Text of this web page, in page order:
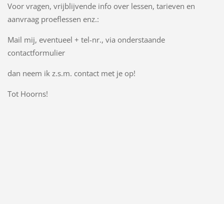
Voor vragen, vrijblijvende info over lessen, tarieven en
aanvraag proeflessen enz.:
Mail mij, eventueel + tel-nr., via onderstaande
contactformulier
dan neem ik z.s.m. contact met je op!
Tot Hoorns!